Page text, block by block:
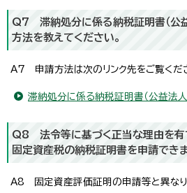
Q7 滞納処分に係る納税証明書（公
方法を教えてください。
A7 申請方法は次のリンク先をご覧くださ
滞納処分に係る納税証明書（公益法
Q8 法令等に基づく正当な理由を有す
固定資産税の納税証明書を申請できま
A8 固定資産評価証明の申請等と異なり